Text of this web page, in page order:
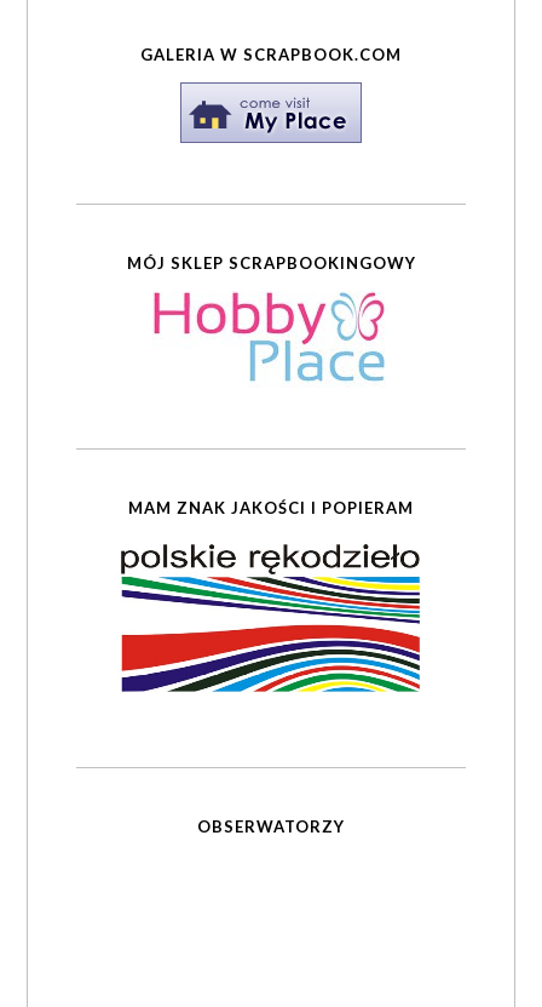
GALERIA W SCRAPBOOK.COM
MÓJ SKLEP SCRAPBOOKINGOWY
MAM ZNAK JAKOŚCI I POPIERAM
OBSERWATORZY